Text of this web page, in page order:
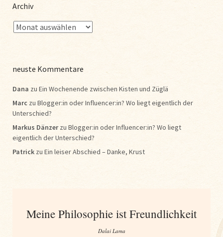
Archiv
neuste Kommentare
Dana zu Ein Wochenende zwischen Kisten und Züglä
Marc zu Blogger:in oder Influencer:in? Wo liegt eigentlich der
Unterschied?
Markus Dänzerzu Blogger:in oder Influencer:in? Wo liegt
eigentlich der Unterschied?
Patrick zu Ein leiser Abschied – Danke, Krust
Meine Philosophie ist Freundlichkeit
Dalai Lama